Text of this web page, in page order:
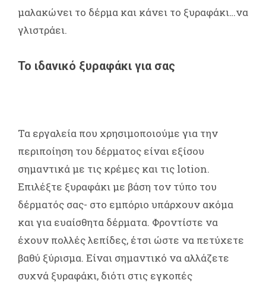
μαλακώνει το δέρμα και κάνει το ξυραφάκι…να
γλιστράει.
Το ιδανικό ξυραφάκι για σας
Τα εργαλεία που χρησιμοποιούμε για την
περιποίηση του δέρματος είναι εξίσου
σημαντικά με τις κρέμες και τις lotion.
Eπιλέξτε ξυραφάκι με βάση τον τύπο του
δέρματός σας- στο εμπόριο υπάρχουν ακόμα
και για ευαίσθητα δέρματα. Φροντίστε να
έχουν πολλές λεπίδες, έτσι ώστε να πετύχετε
βαθύ ξύρισμα. Είναι σημαντικό να αλλάζετε
συχνά ξυραφάκι, διότι στις εγκοπές